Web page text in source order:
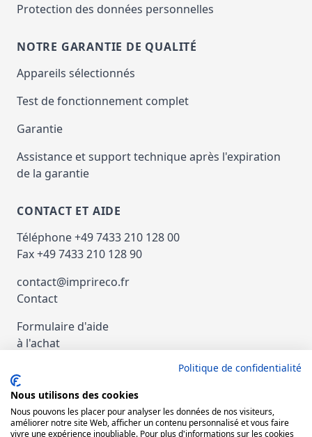
Protection des données personnelles
NOTRE GARANTIE DE QUALITÉ
Appareils sélectionnés
Test de fonctionnement complet
Garantie
Assistance et support technique après l'expiration
de la garantie
CONTACT ET AIDE
Téléphone +49 7433 210 128 00
Fax +49 7433 210 128 90
contact@imprireco.fr
Contact
Formulaire d'aide
à l'achat
Paiement et Expédition
nachat d'imprimantes et de copieurs
d'occasion
Politique de confidentialité
Nous utilisons des cookies
Nous pouvons les placer pour analyser les données de nos visiteurs,
améliorer notre site Web, afficher un contenu personnalisé et vous faire
vivre une expérience inoubliable. Pour plus d'informations sur les cookies